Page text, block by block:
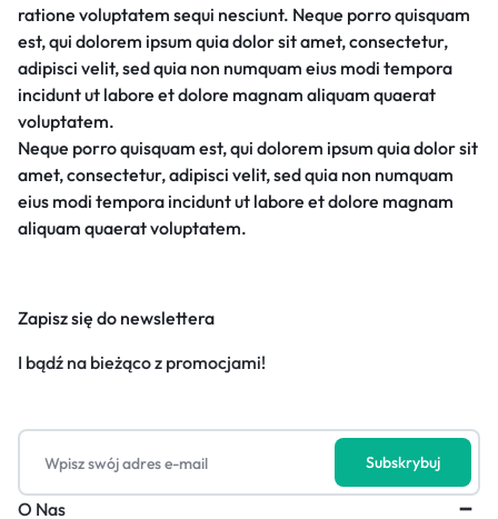
ratione voluptatem sequi nesciunt. Neque porro quisquam
est, qui dolorem ipsum quia dolor sit amet, consectetur,
adipisci velit, sed quia non numquam eius modi tempora
incidunt ut labore et dolore magnam aliquam quaerat
voluptatem.
Neque porro quisquam est, qui dolorem ipsum quia dolor sit
amet, consectetur, adipisci velit, sed quia non numquam
eius modi tempora incidunt ut labore et dolore magnam
aliquam quaerat voluptatem.
Zapisz się do newslettera
I bądź na bieżąco z promocjami!
O Nas